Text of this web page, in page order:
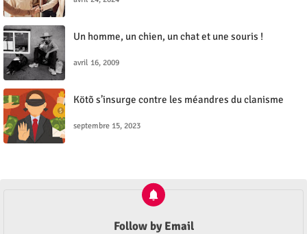
Un homme, un chien, un chat et une souris !
avril 16, 2009
Kötõ s’insurge contre les méandres du clanisme
septembre 15, 2023
Follow by Email